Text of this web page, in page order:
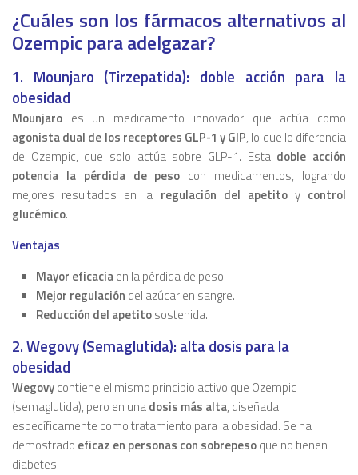
¿Cuáles son los fármacos alternativos al
Ozempic para adelgazar?
1. Mounjaro (Tirzepatida): doble acción para la
obesidad
Mounjaro es un medicamento innovador que actúa como
agonista dual de los receptores GLP-1 y GIP, lo que lo diferencia
de Ozempic, que solo actúa sobre GLP-1. Esta doble acción
potencia la pérdida de peso con medicamentos, logrando
mejores resultados en la regulación del apetitoy control
glucémico.
Ventajas
Mayor eficaciaen la pérdida de peso.
Mejor regulación del azúcar en sangre.
Reducción del apetitosostenida.
2. Wegovy (Semaglutida): alta dosis para la
obesidad
Wegovycontiene el mismo principio activo que Ozempic
(semaglutida), pero en unadosis más alta, diseñada
específicamente como tratamiento para la obesidad. Se ha
demostrado eficaz en personas con sobrepesoque no tienen
diabetes.